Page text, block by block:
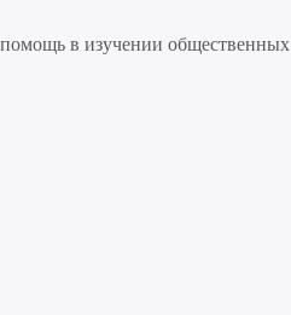
в изучении общественных